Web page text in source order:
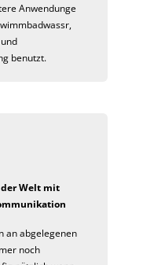
Anwendunge
benutzt.
der Welt mit
an abgelegenen
noch